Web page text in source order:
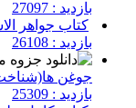
بازدید : 27097
کتاب جواهر
بازدید : 26108
جوغن
بازدید : 25309